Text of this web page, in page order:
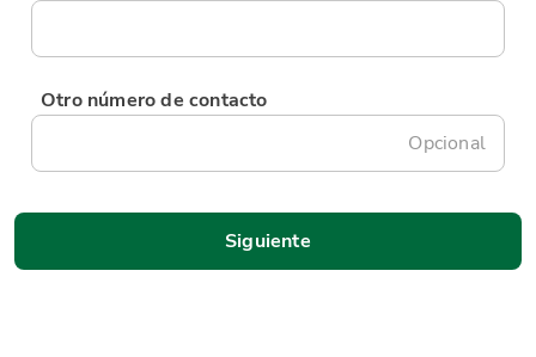
Otro número de contacto
Opcional